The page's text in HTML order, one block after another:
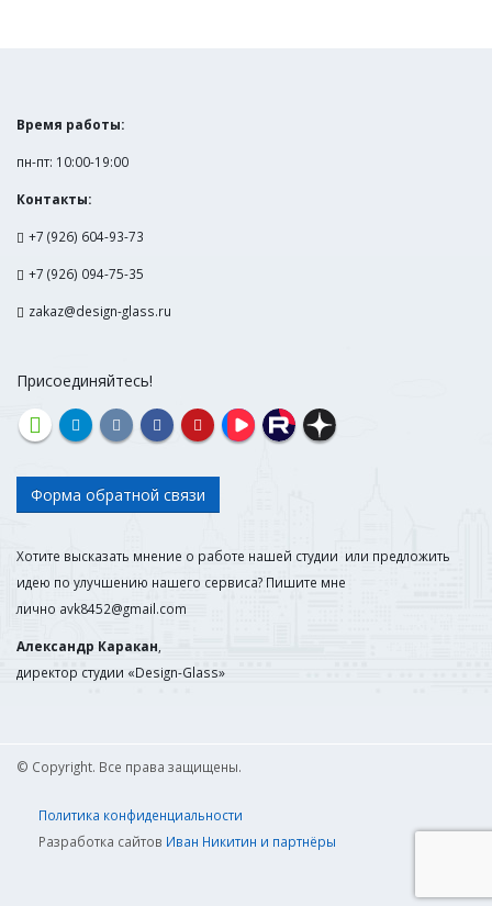
Время работы:
пн-пт: 10:00-19:00
Контакты:
+7 (926) 604-93-73
+7 (926) 094-75-35
zakaz@design-glass.ru
Присоединяйтесь!
Форма обратной связи
Хотите высказать мнение о работе нашей студии или предложить
идею по улучшению нашего сервиса? Пишите мне
лично avk8452@gmail.com
Александр Каракан
директор студии «Design-Glass»
© Copyright. Все права защищены.
Политика конфиденциальности
Разработка сайтов Иван Никитин и партнёры